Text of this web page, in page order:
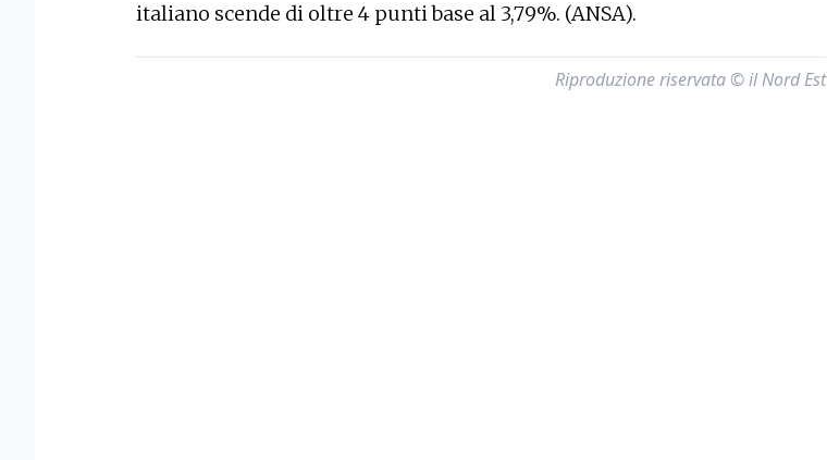
italiano scende di oltre 4 punti base al 3,79%. (ANSA).
Riproduzione riservata © il Nord Est